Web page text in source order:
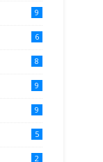
9
6
8
9
9
5
2